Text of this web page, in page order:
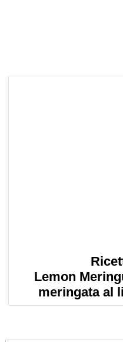
Lemon
meringata al